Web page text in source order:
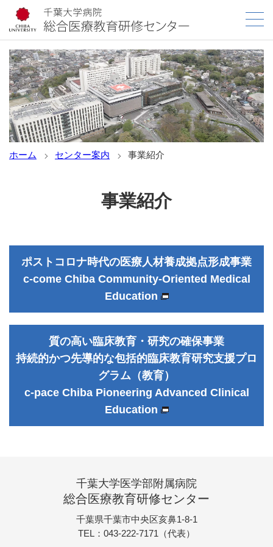
ホーム センター案内 事業紹介
事業紹介
ポストコロナ時代の医療人材養成拠点形成事業
c-come Chiba Community-Oriented Medical
Education
質の高い臨床教育・研究の確保事業
持続的かつ先導的な包括的臨床教育研究支援プロ
グラム（教育）
c-pace Chiba Pioneering Advanced Clinical
Education
千葉大学医学部附属病院
総合医療教育研修センター
千葉県千葉市中央区亥鼻1-8-1
TEL：043-222-7171（代表）